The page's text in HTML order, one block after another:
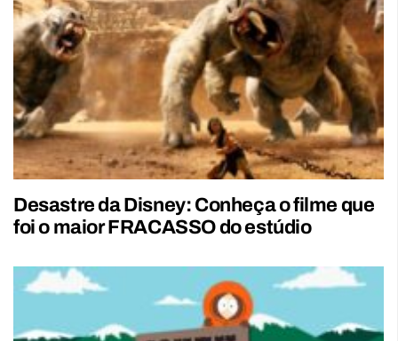
Desastre da Disney: Conheça o filme que
foi o maior FRACASSO do estúdio